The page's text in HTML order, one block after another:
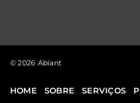
© 2026 Abiant
HOME SOBRE SERVIÇOS